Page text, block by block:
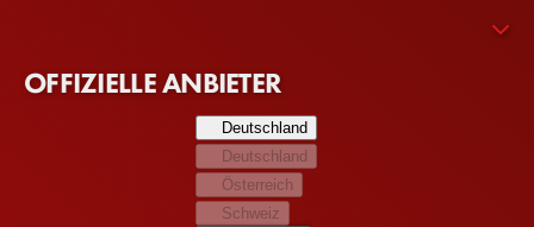
ihrem Weg abkommen musste, eines Tages Königin zu
OFFIZIELLE ANBIETER
Deutschland
Deutschland
Österreich
Schweiz